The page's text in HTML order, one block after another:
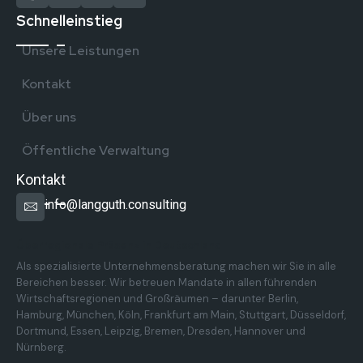
Schnelleinstieg
Unsere Leistungen
Kontakt
Über uns
Öffentliche Verwaltung
Kontakt
info@langguth.consulting
Als spezialisierte Unternehmensberatung machen wir Sie in alle
Bereichen besser. Wir betreuen Mandate in allen führenden
Wirtschaftsregionen und Großräumen – darunter Berlin,
Hamburg, München, Köln, Frankfurt am Main, Stuttgart, Düsseldorf,
Dortmund, Essen, Leipzig, Bremen, Dresden, Hannover und
Nürnberg.